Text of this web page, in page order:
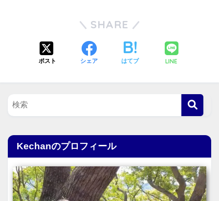
SHARE
ポスト シェア はてブ LINE
Kechanのプロフィール